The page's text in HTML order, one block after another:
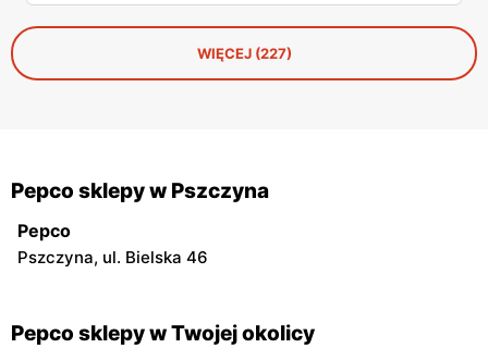
zabawki, akcesoria dla zwierząt i tarasowe drobiazgi w
wisienki. Przejrzałam stronę po stronie i wyłuskałam to, na
co szkoda przejść obojętnie. Z aplikacją Pepco można
dodatkowo odbić 10% u kasy.WIĘCEJ (227)
Pepco sklepy w Pszczyna
Pepco
Pszczyna, ul. Bielska 46
Pepco sklepy w Twojej okolicy